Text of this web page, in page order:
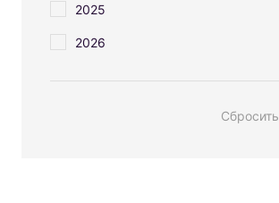
2025
2026
Сбросить